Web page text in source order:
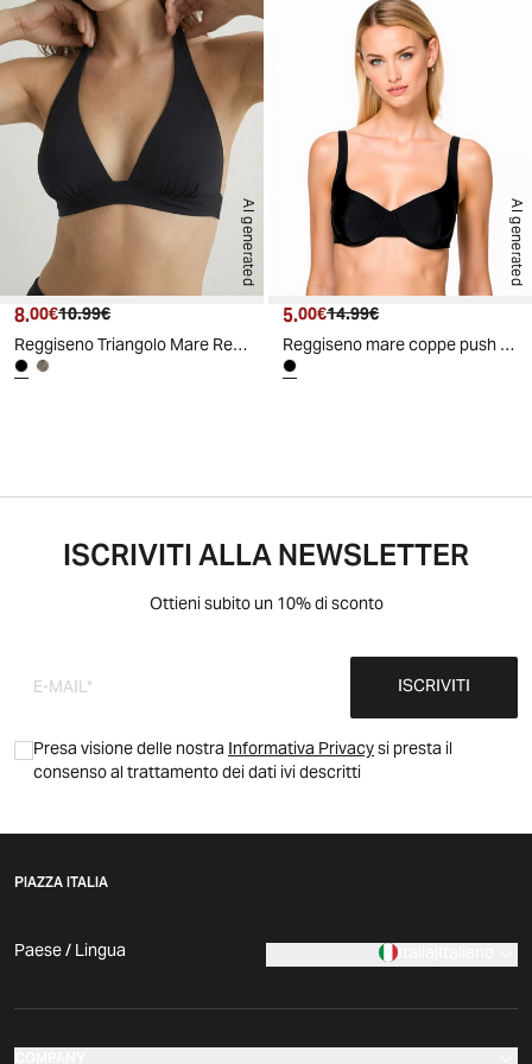
AI generated
Prezzo attuale
8.00€ Prezzo originale
10.99€
Reggiseno Triangolo Mare Regolabile - Nero
AI generated
Prezzo attuale
5.00€ Prezzo originale
14.99€
Reggiseno mare coppe push up - Nero
ISCRIVITI ALLA NEWSLETTER
Ottieni subito un 10% di sconto
ISCRIVITI
Presa visione delle nostraInformativa Privacysi presta il
consenso al trattamento dei dati ivi descritti
PIAZZA ITALIA
Paese / Lingua Italia|Italiano